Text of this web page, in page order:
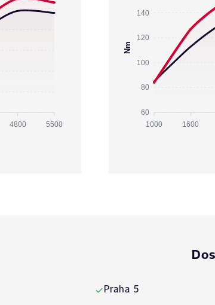
4800 5500
140
120
100
80
60
Nm
1000 1600
✓Praha 5